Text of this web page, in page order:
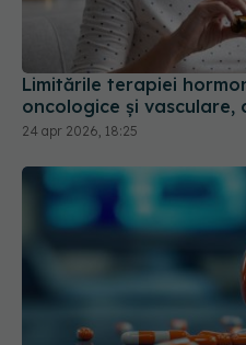
Limitările terapiei
oncologice și
24 apr 2026, 18:25